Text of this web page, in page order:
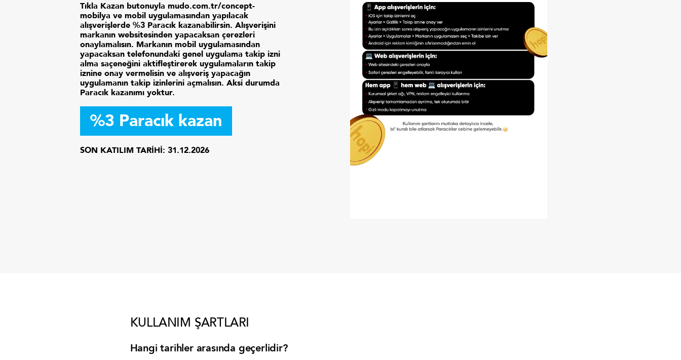
Tıkla Kazan butonuyla mudo.com.tr/concept-
mobilya ve mobil uygulamasından yapılacak
alışverişlerde %3 Paracık kazanabilirsin. Alışverişini
markanın websitesinden yapacaksan çerezleri
onaylamalısın. Markanın mobil uygulamasından
yapacaksan telefonundaki genel uygulama takip izni
alma saçeneğini aktifleştirerek uygulamaların takip
iznine onay vermelisin ve alışveriş yapacağın
uygulamanın takip izinlerini açmalısın. Aksi durumda
Paracık kazanımı yoktur.
%3 Paracık kazan
SON KATILIM TARİHİ:31.12.2026
KULLANIM ŞARTLARI
Hangi tarihler arasında geçerlidir?